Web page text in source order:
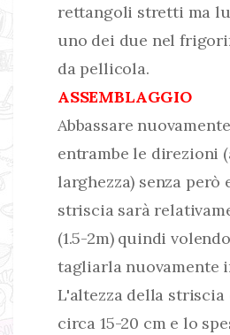
rettangoli stretti ma
uno dei due nel
da pellicola.
ASSEMBLAGGIO
Abbassare
entrambe le direzioni
larghezza) senza però
striscia sarà
(1.5-2m) quindi
tagliarla nuovamente
L'altezza della striscia
circa 15-20 cm e lo